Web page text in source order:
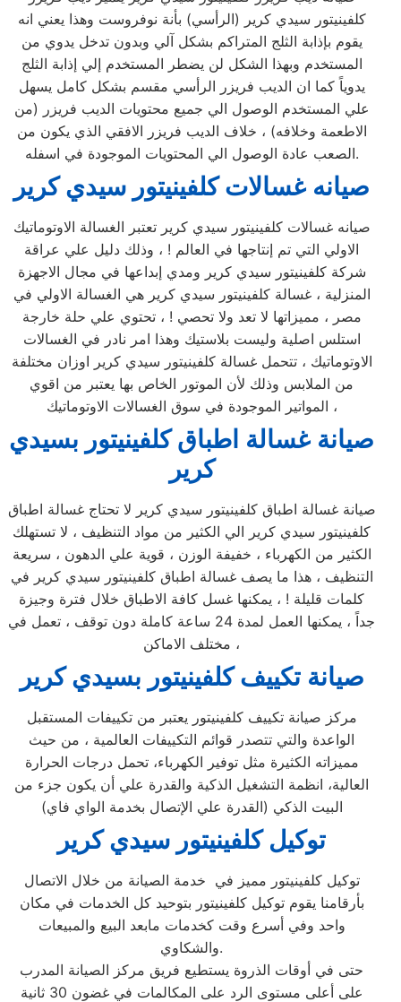
كلفينيتور سيدي كرير (الرأسي) بأنة نوفروست وهذا يعني انه
يقوم بإذابة الثلج المتراكم بشكل آلي وبدون تدخل يدوي من
المستخدم وبهذا الشكل لن يضطر المستخدم إلي إذابة الثلج
يدوياً كما ان الديب فريزر الرأسي مقسم بشكل كامل يسهل
علي المستخدم الوصول الي جميع محتويات الديب فريزر (من
الاطعمة وخلافه) ، خلاف الديب فريزر الافقي الذي يكون من
الصعب عادة الوصول الي المحتويات الموجودة في اسفله.
صيانه غسالات كلفينيتور سيدي كرير
صيانه غسالات كلفينيتور سيدي كرير تعتبر الغسالة الاوتوماتيك
الاولي التي تم إنتاجها في العالم ! ، وذلك دليل علي عراقة
شركة كلفينيتور سيدي كرير ومدي إبداعها في مجال الاجهزة
المنزلية ، غسالة كلفينيتور سيدي كرير هي الغسالة الاولي في
مصر ، مميزاتها لا تعد ولا تحصي ! ، تحتوي علي حلة خارجة
استلس اصلية وليست بلاستيك وهذا امر نادر في الغسالات
الاوتوماتيك ، تتحمل غسالة كلفينيتور سيدي كرير اوزان مختلفة
من الملابس وذلك لأن الموتور الخاص بها يعتبر من اقوي
المواتير الموجودة في سوق الغسالات الاوتوماتيك ،
صيانة غسالة اطباق كلفينيتور بسيدي
كرير
صيانة غسالة اطباق كلفينيتور سيدي كرير لا تحتاج غسالة اطباق
كلفينيتور سيدي كرير الي الكثير من مواد التنظيف ، لا تستهلك
الكثير من الكهرباء ، خفيفة الوزن ، قوية علي الدهون ، سريعة
التنظيف ، هذا ما يصف غسالة اطباق كلفينيتور سيدي كرير في
كلمات قليلة ! ، يمكنها غسل كافة الاطباق خلال فترة وجيزة
جداً ، يمكنها العمل لمدة 24 ساعة كاملة دون توقف ، تعمل في
مختلف الاماكن ،
صيانة تكييف كلفينيتور بسيدي كرير
مركز صيانة تكييف كلفينيتور يعتبر من تكييفات المستقبل
الواعدة والتي تتصدر قوائم التكييفات العالمية ، من حيث
مميزاته الكثيرة مثل توفير الكهرباء، تحمل درجات الحرارة
العالية، انظمة التشغيل الذكية والقدرة علي أن يكون جزء من
البيت الذكي (القدرة علي الإتصال بخدمة الواي فاي)
توكيل كلفينيتور سيدي كرير
توكيل كلفينيتور مميز في خدمة الصيانة من خلال الاتصال
بأرقامنا يقوم توكيل كلفينيتور بتوحيد كل الخدمات في مكان
واحد وفي أسرع وقت كخدمات مابعد البيع والمبيعات
والشكاوي.
حتى في أوقات الذروة يستطيع فريق مركز الصيانة المدرب
على أعلى مستوى الرد على المكالمات في غضون 30 ثانية